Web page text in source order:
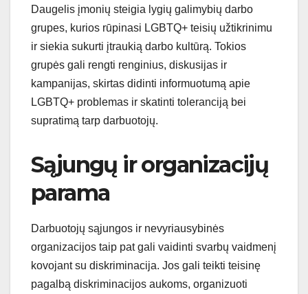
Daugelis įmonių steigia lygių galimybių darbo
grupes, kurios rūpinasi LGBTQ+ teisių užtikrinimu
ir siekia sukurti įtraukią darbo kultūrą. Tokios
grupės gali rengti renginius, diskusijas ir
kampanijas, skirtas didinti informuotumą apie
LGBTQ+ problemas ir skatinti toleranciją bei
supratimą tarp darbuotojų.
Sąjungų ir organizacijų
parama
Darbuotojų sąjungos ir nevyriausybinės
organizacijos taip pat gali vaidinti svarbų vaidmenį
kovojant su diskriminacija. Jos gali teikti teisinę
pagalbą diskriminacijos aukoms, organizuoti